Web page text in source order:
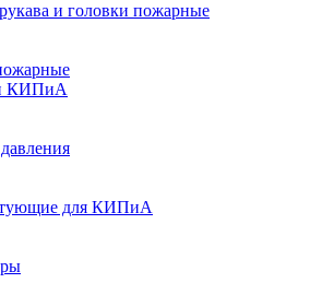
и головки пожарные
КИПиА
для КИПиА